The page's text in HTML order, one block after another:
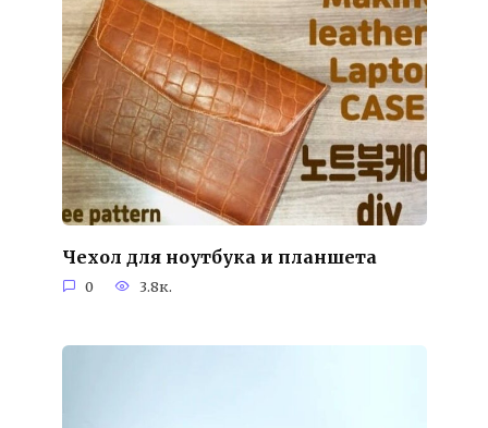
Чехол для ноутбука и планшета
0 3.8к.